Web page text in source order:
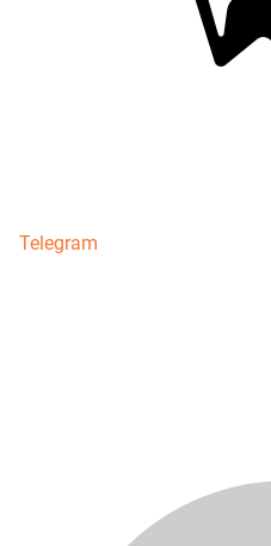
Telegram